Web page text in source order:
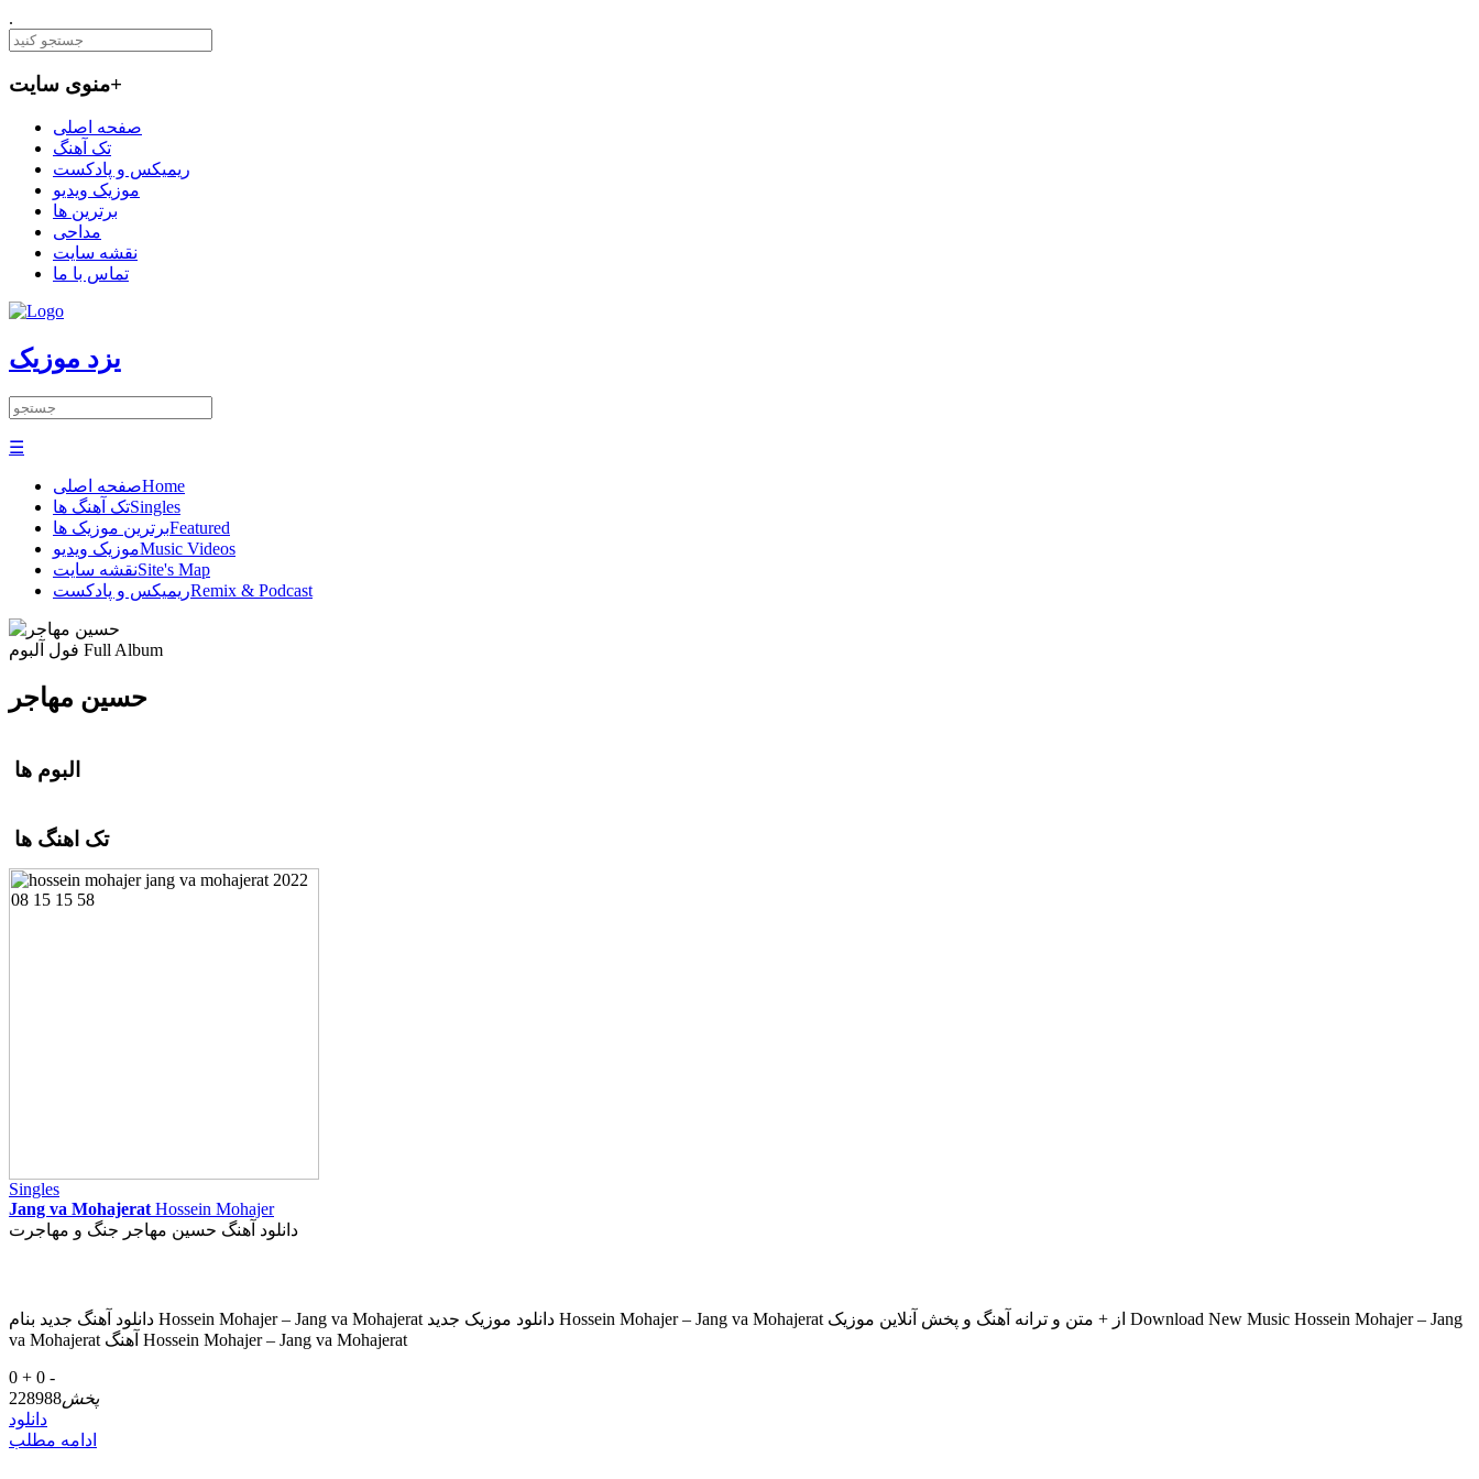
.
منوی سایت+
صفحه اصلی
تک آهنگ
ریمیکس و پادکست
موزیک ویدیو
برترین ها
مداحی
نقشه سایت
تماس با ما
یزد موزیک
☰
صفحه اصلیHome
تک آهنگ هاSingles
برترین موزیک هاFeatured
موزیک ویدیوMusic Videos
نقشه سایتSite's Map
ریمیکس و پادکستRemix & Podcast
Full Album
حسین مهاجر
البوم ها
تک اهنگ ها
Singles
Jang va Mohajerat Hossein Mohajer
دانلود آهنگ حسین مهاجر جنگ و مهاجرت
دانلود آهنگ جديد بنام Hossein Mohajer – Jang va Mohajerat دانلود موزیک جديد Hossein Mohajer – Jang va Mohajerat از + متن و ترانه آهنگ و پخش آنلاين موزيک Download New Music Hossein Mohajer – Jang
va Mohajerat آهنگ Hossein Mohajer – Jang va Mohajerat
0 + 0 -
پخش228988
دانلود
ادامه مطلب